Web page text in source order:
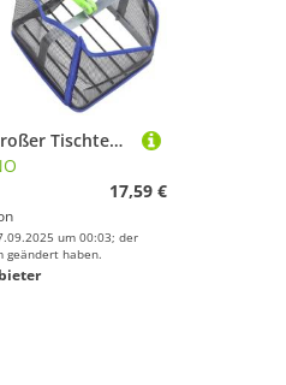
CONGARTENO Großer Tischtennisball Sammler mit Verstellbarem Teleskopgriff Leichter Tischtennis Picker mit Großer Kapazität Tragbarer Ballsammler für Tischtennisspieler und
17,59 €
um 00:03; der
geändert haben.